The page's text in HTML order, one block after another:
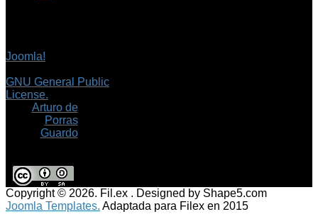
Joomla!
GNU General Public
License.
Arturo de
Porras
Guardo
Copyright © 2026. Fil.ex . Designed by Shape5.com
Joomla Templates. Adaptada para Filex en 2015